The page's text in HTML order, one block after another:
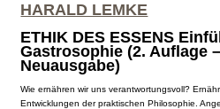
HARALD LEMKE
ETHIK DES ESSENS
Gastrosophie (2. Auflage
Neuausgabe)
Wie ernähren wir uns verantwortungsvoll?
Entwicklungen der praktischen Philosophie.